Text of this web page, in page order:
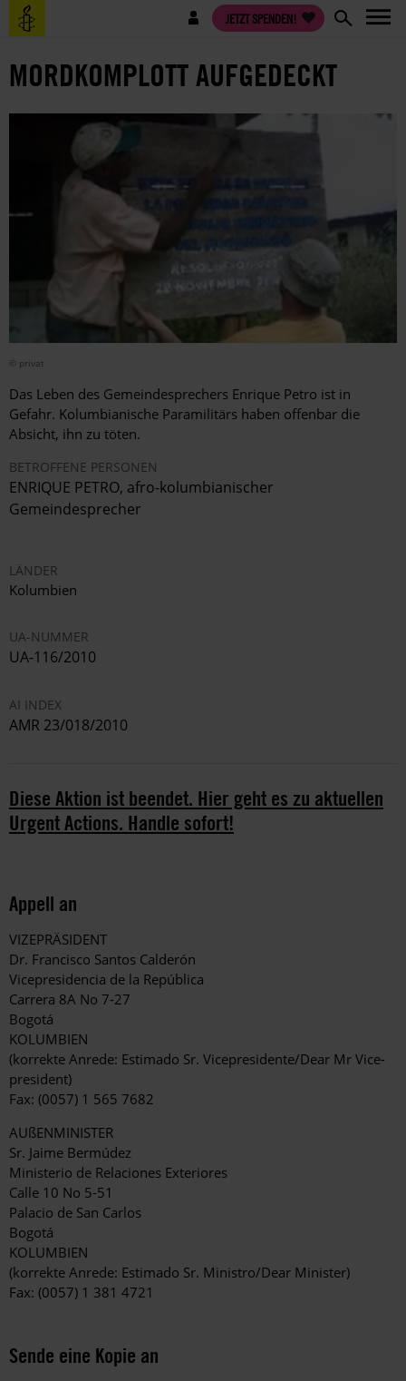
Direkt
zum
Benutzermenü JETZT SPENDEN!
MORDKOMPLOTT AUFGEDECKT
© privat
Das Leben des Gemeindesprechers Enrique Petro ist in
Gefahr. Kolumbianische Paramilitärs haben offenbar die
Absicht, ihn zu töten.
BETROFFENE PERSONEN
ENRIQUE PETRO, afro-kolumbianischer
Gemeindesprecher
LÄNDER
Kolumbien
UA-NUMMER
UA-116/2010
AI INDEX
AMR 23/018/2010
Diese Aktion ist beendet. Hier geht es zu aktuellen
Urgent Actions. Handle sofort!
Appell an
VIZEPRÄSIDENT
Dr. Francisco Santos Calderón
Vicepresidencia de la República
Carrera 8A No 7-27
Bogotá
KOLUMBIEN
(korrekte Anrede: Estimado Sr. Vicepresidente/Dear Mr Vice-
president)
Fax: (0057) 1 565 7682
AUßENMINISTER
Sr. Jaime Bermúdez
Ministerio de Relaciones Exteriores
Calle 10 No 5-51
Palacio de San Carlos
Bogotá
KOLUMBIEN
(korrekte Anrede: Estimado Sr. Ministro/Dear Minister)
Fax: (0057) 1 381 4721
Sende eine Kopie an